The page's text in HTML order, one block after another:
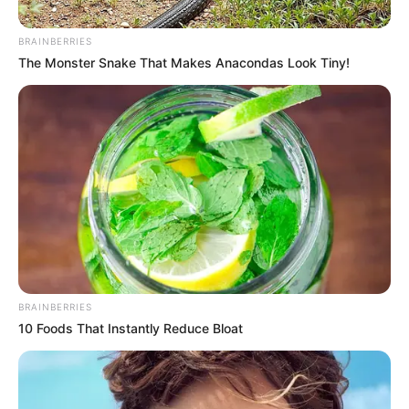
BRAINBERRIES
The Monster Snake That Makes Anacondas Look Tiny!
BRAINBERRIES
10 Foods That Instantly Reduce Bloat